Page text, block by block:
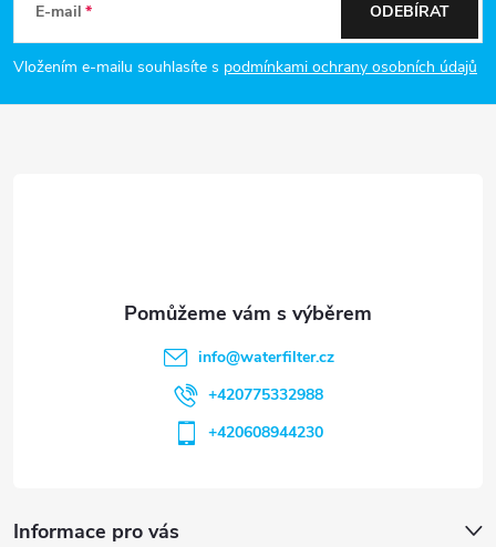
p
a
E-mail
Vložením e-mailu souhlasíte s podmínkami ochrany osobních údajů
ODEBÍRAT
Informace pro vás
info@waterfilter.cz
+420775332988
+420608944230